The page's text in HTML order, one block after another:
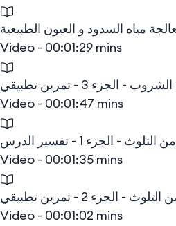
Video - 00:01:29 mins
3 - تمرين تطبيقي
Video - 00:01:47 mins
1 - تفسير الدرس
Video - 00:01:35 mins
2 - تمرين تطبيقي
Video - 00:01:02 mins